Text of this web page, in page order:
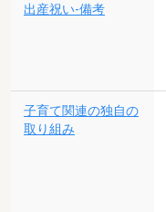
出産祝い-備考
子育て関連の独自の
取り組み